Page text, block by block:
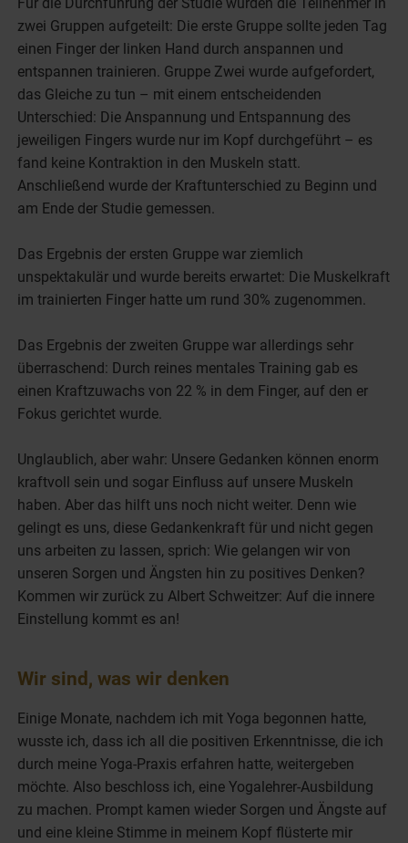
zwei Gruppen aufgeteilt: Die erste Gruppe sollte jeden Tag
einen Finger der linken Hand durch anspannen und
entspannen trainieren. Gruppe Zwei wurde aufgefordert,
das Gleiche zu tun – mit einem entscheidenden
Unterschied: Die Anspannung und Entspannung des
jeweiligen Fingers wurde nur im Kopf durchgeführt – es
fand keine Kontraktion in den Muskeln statt.
Anschließend wurde der Kraftunterschied zu Beginn und
am Ende der Studie gemessen.
Das Ergebnis der ersten Gruppe war ziemlich
unspektakulär und wurde bereits erwartet: Die Muskelkraft
im trainierten Finger hatte um rund 30% zugenommen.
Das Ergebnis der zweiten Gruppe war allerdings sehr
überraschend: Durch reines mentales Training gab es
einen Kraftzuwachs von 22 % in dem Finger, auf den er
Fokus gerichtet wurde.
Unglaublich, aber wahr: Unsere Gedanken können enorm
kraftvoll sein und sogar Einfluss auf unsere Muskeln
haben. Aber das hilft uns noch nicht weiter. Denn wie
gelingt es uns, diese Gedankenkraft für und nicht gegen
uns arbeiten zu lassen, sprich: Wie gelangen wir von
unseren Sorgen und Ängsten hin zu positives Denken?
Kommen wir zurück zu Albert Schweitzer: Auf die innere
Einstellung kommt es an!
Wir sind, was wir denken
Einige Monate, nachdem ich mit Yoga begonnen hatte,
wusste ich, dass ich all die positiven Erkenntnisse, die ich
durch meine Yoga-Praxis erfahren hatte, weitergeben
möchte. Also beschloss ich, eine Yogalehrer-Ausbildung
zu machen. Prompt kamen wieder Sorgen und Ängste auf
und eine kleine Stimme in meinem Kopf flüsterte mir